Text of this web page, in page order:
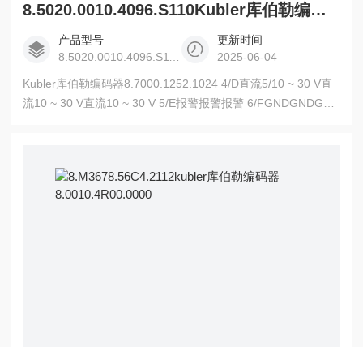
8.5020.0010.4096.S110Kubler库伯勒编码器8.7000.1252.1024
产品型号
更新时间
2025-06-04
Kubler库伯勒编码器8.7000.1252.1024 4/D直流5/10 ~ 30 V直
流10 ~ 30 V直流10 ~ 30 V 5/E报警报警报警 6/FGNDGNDGND